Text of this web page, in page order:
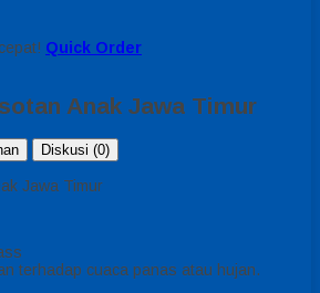
Quick Order
Anak Jawa Timur
Diskusi (0)
Jawa Timur
terhadap cuaca panas atau hujan.